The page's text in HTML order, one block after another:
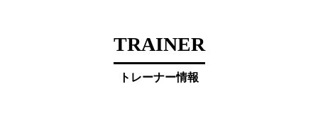
TRAINER
トレーナー情報